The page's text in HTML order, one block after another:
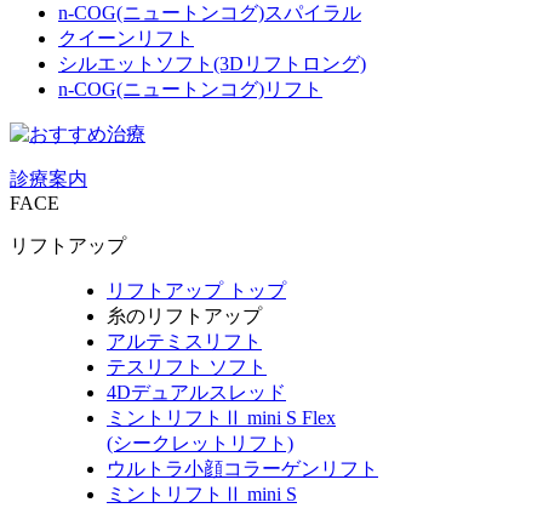
n-COG(ニュートンコグ)スパイラル
クイーンリフト
シルエットソフト(3Dリフトロング)
n-COG(ニュートンコグ)リフト
診療案内
FACE
リフトアップ
リフトアップ トップ
糸のリフトアップ
アルテミスリフト
テスリフト ソフト
4Dデュアルスレッド
ミントリフトⅡ mini S Flex
(シークレットリフト)
ウルトラ小顔コラーゲンリフト
ミントリフトⅡ mini S